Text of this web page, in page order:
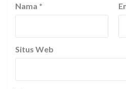
Nama *
Situs Web